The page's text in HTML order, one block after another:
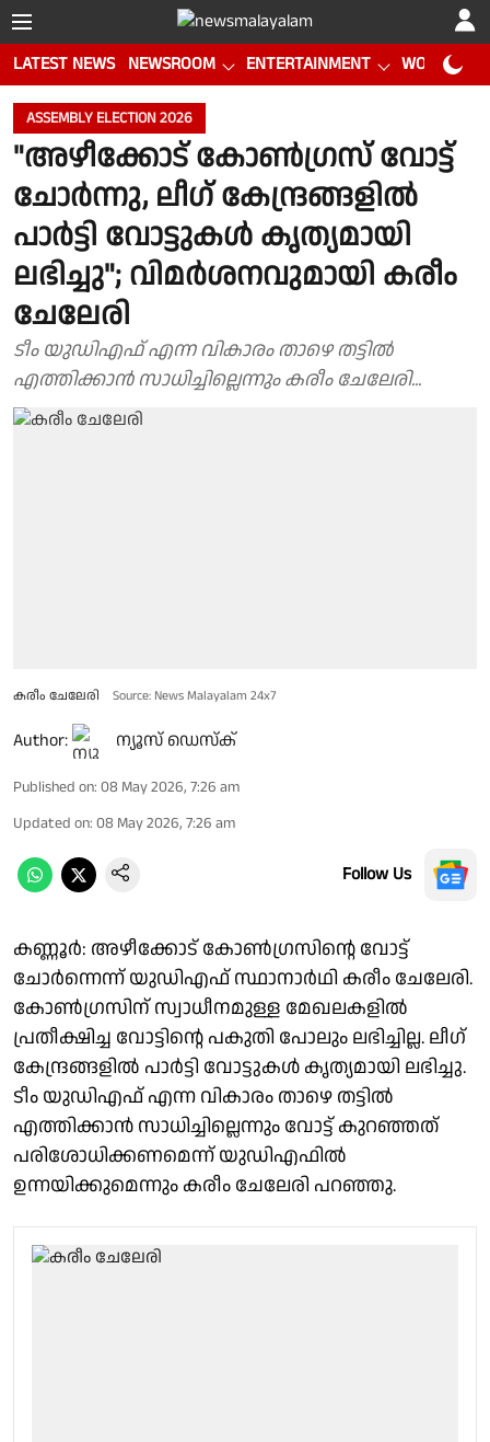
LATEST NEWS NEWSROOM ENTERTAINMENT WORLD CUP
ASSEMBLY ELECTION 2026
"അഴീക്കോട്‌ കോൺഗ്രസ് വോട്ട്
ചോർന്നു, ലീഗ് കേന്ദ്രങ്ങളിൽ
പാർട്ടി വോട്ടുകൾ കൃത്യമായി
ലഭിച്ചു"; വിമർശനവുമായി കരീം
ചേലേരി
ടീം യുഡിഎഫ് എന്ന വികാരം താഴെ തട്ടിൽ
എത്തിക്കാൻ സാധിച്ചില്ലെന്നും കരീം ചേലേരി...
കരീം ചേലേരി Source: News Malayalam 24x7
Author: ന്യൂസ് ഡെസ്ക്
Published on: 08 May 2026, 7:26 am
Updated on: 08 May 2026, 7:26 am
Follow Us
കണ്ണൂർ: അഴീക്കോട്‌ കോൺഗ്രസിന്റെ വോട്ട്
ചോർന്നെന്ന് യുഡിഎഫ് സ്ഥാനാർഥി കരീം ചേലേരി.
കോൺഗ്രസിന് സ്വാധീനമുള്ള മേഖലകളിൽ
പ്രതീക്ഷിച്ച വോട്ടിന്റെ പകുതി പോലും ലഭിച്ചില്ല. ലീഗ്
കേന്ദ്രങ്ങളിൽ പാർട്ടി വോട്ടുകൾ കൃത്യമായി ലഭിച്ചു.
ടീം യുഡിഎഫ് എന്ന വികാരം താഴെ തട്ടിൽ
എത്തിക്കാൻ സാധിച്ചില്ലെന്നും വോട്ട് കുറഞ്ഞത്
പരിശോധിക്കണമെന്ന് യുഡിഎഫിൽ
ഉന്നയിക്കുമെന്നും കരീം ചേലേരി പറഞ്ഞു.